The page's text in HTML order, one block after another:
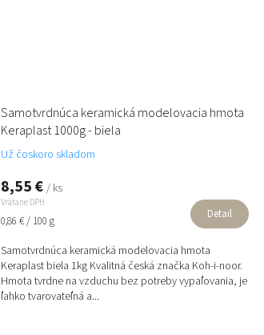
Samotvrdnúca keramická modelovacia hmota
Keraplast 1000g - biela
Už čoskoro skladom
8,55 € / ks
Vrátane DPH
Jednotková
0,86 € / 100 g Detail
Samotvrdnúca keramická modelovacia hmota
Keraplast biela 1kg Kvalitná česká značka Koh-i-noor.
Hmota tvrdne na vzduchu bez potreby vypaľovania, je
ľahko tvarovateľná a...